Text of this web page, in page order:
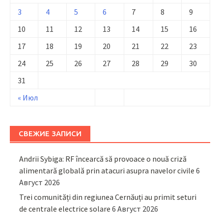
« Июл
3
4 5 6 7 8
9
10
11 12 13 14 15
16
17
18 19 20 21 22
23
24
25 26 27 28 29
30
31
СВЕЖИЕ ЗАПИСИ
Andrii Sybiga: RF încearcă să provoace o nouă criză
alimentară globală prin atacuri asupra navelor civile 6
Август 2026
Trei comunități din regiunea Cernăuți au primit seturi
de centrale electrice solare 6 Август 2026